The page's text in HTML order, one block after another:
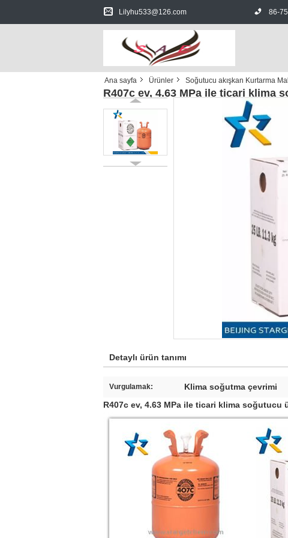
Lilyhu533@126.com 86-
Ana sayfa Ürünler Soğutucu akışkan Kurtarma
R407c ev, 4.63 MPa ile ticari klima
Detaylı ürün tanımı
Vurgulamak:
Klima soğutma çevrimi
R407c ev, 4.63 MPa ile ticari klima soğutucu